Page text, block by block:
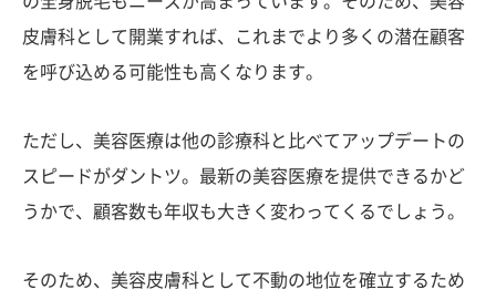
皮膚科として開業すれば、これまでより多くの潜在顧客
を呼び込める可能性も高くなります。
ただし、美容医療は他の診療科と比べてアップデートの
スピードがダントツ。最新の美容医療を提供できるかど
うかで、顧客数も年収も大きく変わってくるでしょう。
そのため、美容皮膚科として不動の地位を確立するため